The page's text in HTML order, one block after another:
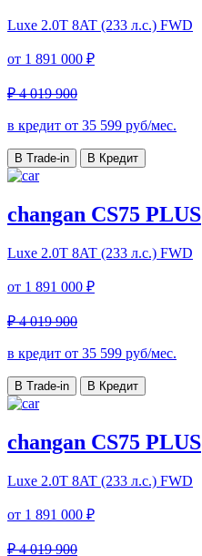
Luxe 2.0T 8AT (233 л.с.) FWD
от 1 891 000 ₽
₽ 4 019 900
в кредит от 35 599 руб/мес.
В Trade-in В Кредит
changan CS75 PLUS
Luxe 2.0T 8AT (233 л.с.) FWD
от 1 891 000 ₽
₽ 4 019 900
в кредит от 35 599 руб/мес.
В Trade-in В Кредит
changan CS75 PLUS
Luxe 2.0T 8AT (233 л.с.) FWD
от 1 891 000 ₽
₽ 4 019 900